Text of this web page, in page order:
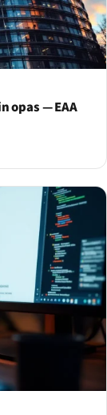
opas — EAA